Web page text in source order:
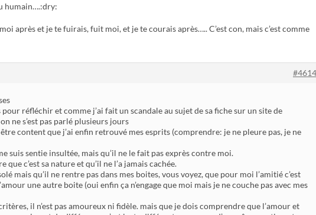
humain….:dry:
après et je te fuirais, fuit moi, et je te courais après….. C’est con, mais c’est comme
#4614
pour réfléchir et comme j’ai fait un scandale au sujet de sa fiche sur un site de
ne s’est pas parlé plusieurs jours
content que j’ai enfin retrouvé mes esprits (comprendre: je ne pleure pas, je ne
suis sentie insultée, mais qu’il ne le fait pas exprès contre moi.
que c’est sa nature et qu’il ne l’a jamais cachée.
mais qu’il ne rentre pas dans mes boites, vous voyez, que pour moi l’amitié c’est
une autre boite (oui enfin ça n’engage que moi mais je ne couche pas avec mes
il n’est pas amoureux ni fidèle. mais que je dois comprendre que l’amour et